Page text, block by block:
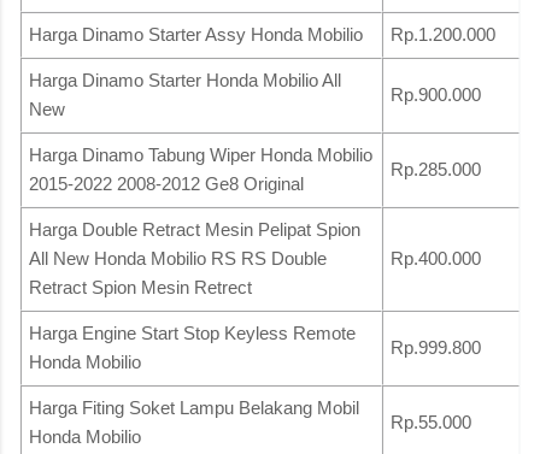
Harga Dinamo Starter Assy Honda Mobilio Rp.1.200.000
Harga Dinamo Starter Honda Mobilio All
New
Rp.900.000
Harga Dinamo Tabung Wiper Honda Mobilio
2015-2022 2008-2012 Ge8 Original
Rp.285.000
Harga Double Retract Mesin Pelipat Spion
All New Honda Mobilio RS RS Double
Retract Spion Mesin Retrect
Rp.400.000
Harga Engine Start Stop Keyless Remote
Honda Mobilio
Rp.999.800
Harga Fiting Soket Lampu Belakang Mobil
Honda Mobilio
Rp.55.000